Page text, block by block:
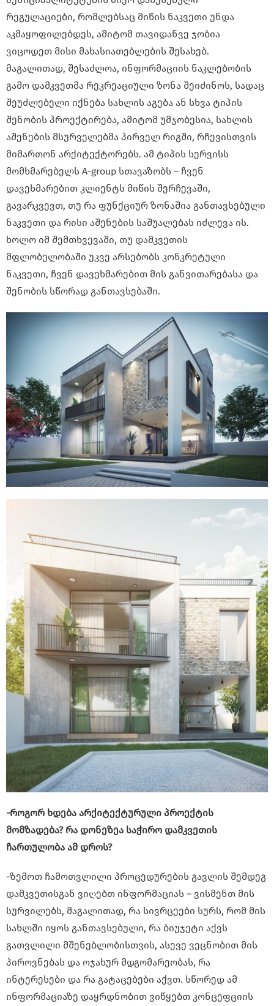
რეგულაციები, რომლებსაც მიწის ნაკვეთი უნდა
აკმაყოფილებდეს, ამიტომ თავიდანვე ჯობია
ვიცოდეთ მისი მახასიათებლების შესახებ.
მაგალითად, შესაძლოა, ინფორმაციის ნაკლებობის
გამო დამკვეთმა რეკრეაციული ზონა შეიძინოს, სადაც
შეუძლებელი იქნება სახლის აგება ან სხვა ტიპის
შენობის პროექტირება, ამიტომ უმჯობესია, სახლის
აშენების მსურველებმა პირველ რიგში, რჩევისთვის
მიმართონ არქიტექტორებს. ამ ტიპის სერვისს
მომხმარებელს A-group სთავაზობს – ჩვენ
დავეხმარებით კლიენტს მიწის შერჩევაში,
გავარკვევთ, თუ რა ფუნქციურ ზონაშია განთავსებული
ნაკვეთი და რისი აშენების საშუალებას იძლევა ის.
ხოლო იმ შემთხვევაში, თუ დამკვეთის
მფლობელობაში უკვე არსებობს კონკრეტული
ნაკვეთი, ჩვენ დავეხმარებით მის განვითარებასა და
შენობის სწორად განთავსებაში.
-როგორ ხდება არქიტექტურული პროექტის
მომზადება? რა დონეზეა საჭირო დამკვეთის
ჩართულობა ამ დროს?
-ზემოთ ჩამოთვლილი პროცედურების გავლის შემდეგ
დამკვეთისგან ვიღებთ ინფორმაციას – ვისმენთ მის
სურვილებს, მაგალითად, რა სივრცეები სურს, რომ მის
სახლში იყოს განთავსებული, რა ბიუჯეტი აქვს
გათვლილი მშენებლობისთვის, ასევე ვეცნობით მის
პიროვნებას და ოჯახურ მდგომარეობას, რა
ინტერესები და რა გატაცებები აქვთ. სწორედ ამ
ინფორმაციაზე დაყრდნობით ვიწყებთ კონცეფციის